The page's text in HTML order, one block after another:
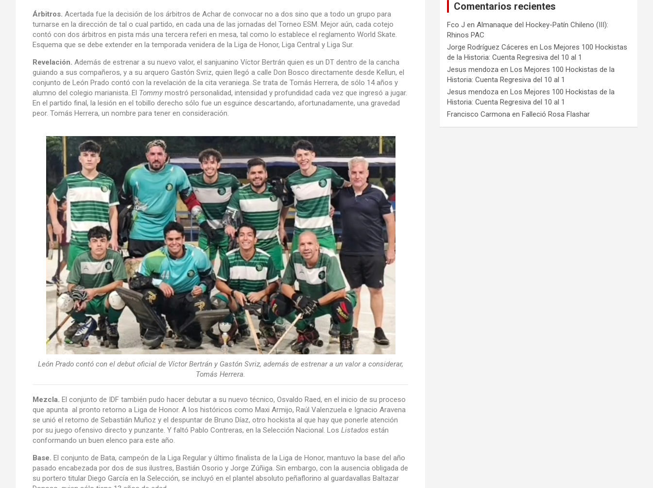
Árbitros. Acertada fue la decisión de los árbitros de Achar de convocar no a dos sino que a todo un grupo para
turnarse en la dirección de tal o cual partido, en cada una de las jornadas del Torneo ESM. Mejor aún, cada cotejo
contó con dos árbitros en pista más una tercera referi en mesa, tal como lo establece el reglamento World Skate.
Esquema que se debe extender en la temporada venidera de la Liga de Honor, Liga Central y Liga Sur.
Revelación. Además de estrenar a su nuevo valor, el sanjuanino Víctor Bertrán quien es un DT dentro de la cancha
guiando a sus compañeros, y a su arquero Gastón Svriz, quien llegó a calle Don Bosco directamente desde Kellun, el
conjunto de León Prado contó con la revelación de la cita veraniega. Se trata de Tomás Herrera, de sólo 14 años y
alumno del colegio marianista. El Tommy mostró personalidad, intensidad y profundidad cada vez que ingresó a jugar.
En el partido final, la lesión en el tobillo derecho sólo fue un esguince descartando, afortunadamente, una gravedad
peor. Tomás Herrera, un nombre para tener en consideración.
León Prado contó con el debut oficial de Víctor Bertrán y Gastón Svriz, además de estrenar a un valor a considerar,
Tomás Herrera.
Mezcla. El conjunto de IDF también pudo hacer debutar a su nuevo técnico, Osvaldo Raed, en el inicio de su proceso
que apunta al pronto retorno a Liga de Honor. A los históricos como Maxi Armijo, Raúl Valenzuela e Ignacio Aravena
se unió el retorno de Sebastián Muñoz y el despuntar de Bruno Díaz, otro hockista al que hay que ponerle atención
por su juego ofensivo directo y punzante. Y faltó Pablo Contreras, en la Selección Nacional. Los Listados están
conformando un buen elenco para este año.
Base. El conjunto de Bata, campeón de la Liga Regular y último finalista de la Liga de Honor, mantuvo la base del año
pasado encabezada por dos de sus ilustres, Bastián Osorio y Jorge Zúñiga. Sin embargo, con la ausencia obligada de
su portero titular Diego García en la Selección, se incluyó en el plantel absoluto peñaflorino al guardavallas Baltazar
Comentarios recientes
Fco J enAlmanaque del Hockey-Patín Chileno (III):
Rhinos PAC
Jorge Rodríguez Cáceres enLos Mejores 100 Hockistas
de la Historia: Cuenta Regresiva del 10 al 1
Jesus mendoza enLos Mejores 100 Hockistas de la
Historia: Cuenta Regresiva del 10 al 1
Jesus mendoza enLos Mejores 100 Hockistas de la
Historia: Cuenta Regresiva del 10 al 1
Francisco Carmona enFalleció Rosa Flashar